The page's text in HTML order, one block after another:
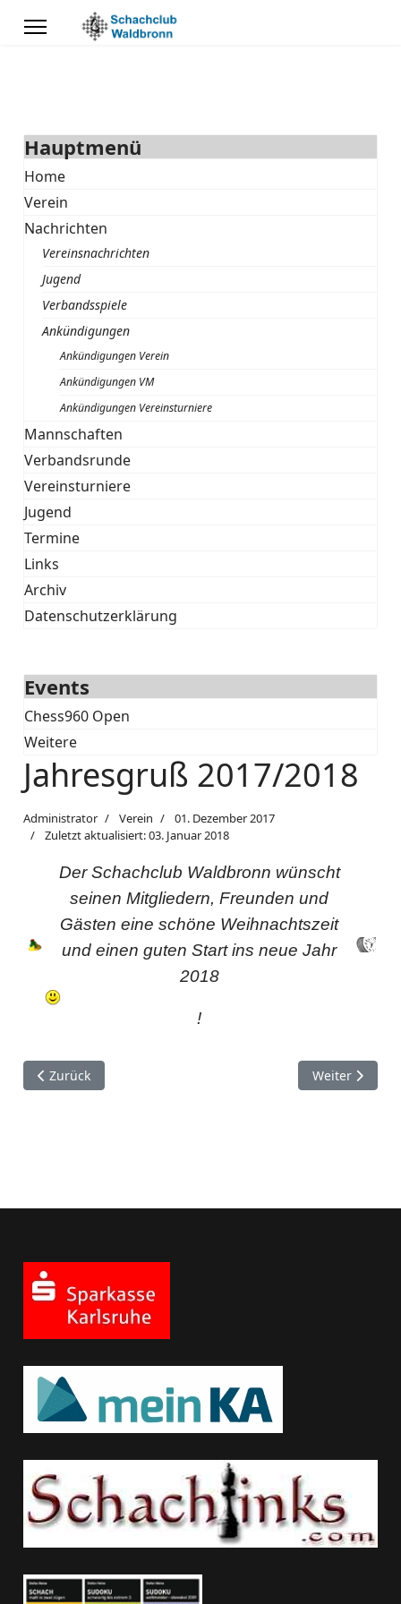
Hauptmenü
Home
Verein
Nachrichten
Vereinsnachrichten
Jugend
Verbandsspiele
Ankündigungen
Ankündigungen Verein
Ankündigungen VM
Ankündigungen Vereinsturniere
Mannschaften
Verbandsrunde
Vereinsturniere
Jugend
Termine
Links
Archiv
Datenschutzerklärung
Events
Chess960 Open
Weitere
Jahresgruß 2017/2018
Administrator Verein
01. Dezember 2017
Zuletzt aktualisiert: 03. Januar 2018
Der Schachclub Waldbronn wünscht
seinen Mitgliedern, Freunden und
Gästen eine schöne Weihnachtszeit
und einen guten Start ins neue Jahr
2018
!
Vorheriger Beitrag: Mitgliederversammlung 2024
Zurück Nächster
Weiter